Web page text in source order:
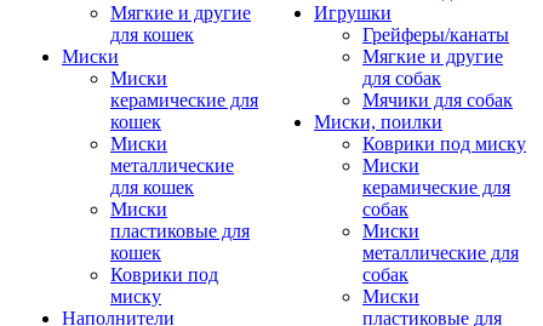
Мягкие и другие
для кошек
Миски
Миски
керамические для
кошек
Миски
металлические
для кошек
Миски
пластиковые для
кошек
Коврики под
миску
Наполнители
Игрушки
Грейферы/канаты
Мягкие и другие
для собак
Мячики для собак
Миски, поилки
Коврики под миску
Миски
керамические для
собак
Миски
металлические для
собак
Миски
пластиковые для